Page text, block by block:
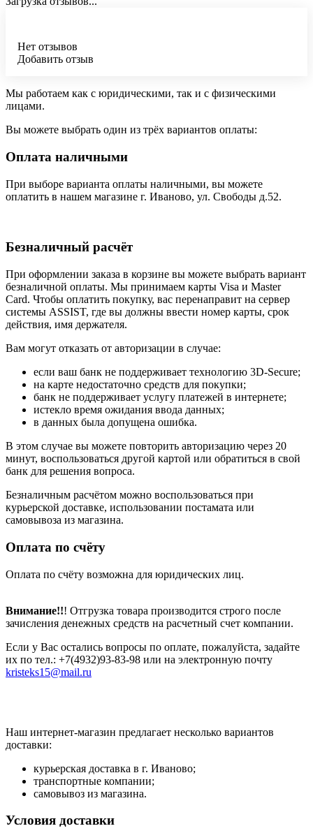
Нет отзывов
Добавить отзыв
Мы работаем как с юридическими, так и с физическими
лицами.
Вы можете выбрать один из трёх вариантов оплаты:
Оплата наличными
При выборе варианта оплаты наличными, вы можете
оплатить в нашем магазине г. Иваново, ул. Свободы д.52.
Безналичный расчёт
При оформлении заказа в корзине вы можете выбрать вариант
безналичной оплаты. Мы принимаем карты Visa и Master
Card. Чтобы оплатить покупку, вас перенаправит на сервер
системы ASSIST, где вы должны ввести номер карты, срок
действия, имя держателя.
Вам могут отказать от авторизации в случае:
если ваш банк не поддерживает технологию 3D-Secure;
на карте недостаточно средств для покупки;
банк не поддерживает услугу платежей в интернете;
истекло время ожидания ввода данных;
в данных была допущена ошибка.
В этом случае вы можете повторить авторизацию через 20
минут, воспользоваться другой картой или обратиться в свой
банк для решения вопроса.
Безналичным расчётом можно воспользоваться при
курьерской доставке, использовании постамата или
самовывоза из магазина.
Оплата по счёту
Оплата по счёту возможна для юридических лиц.
Внимание!!! Отгрузка товара производится строго после
зачисления денежных средств на расчетный счет компании.
Если у Вас остались вопросы по оплате, пожалуйста, задайте
их по тел.: +7(4932)93-83-98 или на электронную почту
kristeks15@mail.ru
Наш интернет-магазин предлагает несколько вариантов
доставки:
курьерская доставка в г. Иваново;
транспортные компании;
самовывоз из магазина.
Условия доставки